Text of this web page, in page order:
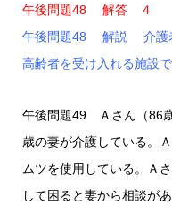
午後問題48 解答 ４
午後問題48 解説 介護老
高齢者を受け入れる施設で
午後問題49 Ａさん（86
歳の妻が介護している。
ムツを使用している。Ａ
して困ると妻から相談があ